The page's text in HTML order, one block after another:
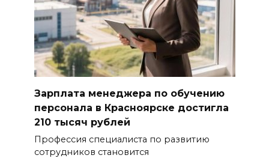
Зарплата менеджера по обучению
персонала в Красноярске достигла
210 тысяч рублей
Профессия специалиста по развитию
сотрудников становится